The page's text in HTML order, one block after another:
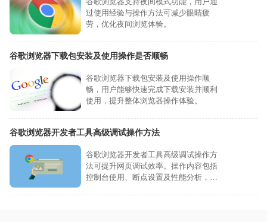
过使用经验与操作方法可减少眼睛疲
劳，优化夜间浏览体验。
谷歌浏览器下载包安装及使用操作是否顺畅
谷歌浏览器下载包安装及使用操作顺
畅，用户能够快速完成下载安装并顺利
使用，提升整体浏览器操作体验。
谷歌浏览器开发者工具高级调试操作方法
谷歌浏览器开发者工具高级调试操作方
法可提升网页调试效率。操作内容包括
控制台使用、断点设置及性能分析，让